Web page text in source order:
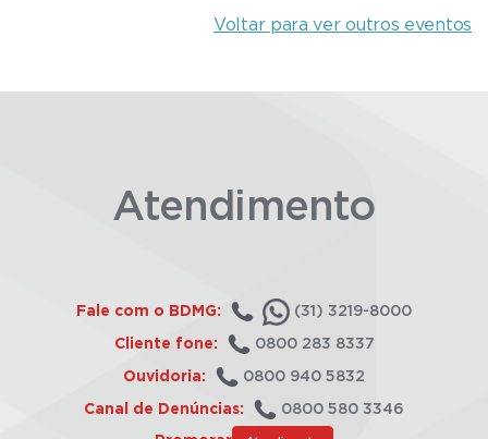
Voltar para ver outros eventos
Atendimento
Fale com o BDMG: (31) 3219-8000
Cliente fone: 0800 283 8337
Ouvidoria: 0800 940 5832
Canal de Denúncias: 0800 580 3346